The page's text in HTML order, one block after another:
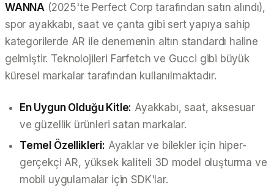
WANNA (2025'te Perfect Corp tarafından satın alındı),
spor ayakkabı, saat ve çanta gibi sert yapıya sahip
kategorilerde AR ile denemenin altın standardı haline
gelmiştir. Teknolojileri Farfetch ve Gucci gibi büyük
küresel markalar tarafından kullanılmaktadır.
En Uygun Olduğu Kitle: Ayakkabı, saat, aksesuar
ve güzellik ürünleri satan markalar.
Temel Özellikleri: Ayaklar ve bilekler için hiper-
gerçekçi AR, yüksek kaliteli 3D model oluşturma ve
mobil uygulamalar için SDK'lar.